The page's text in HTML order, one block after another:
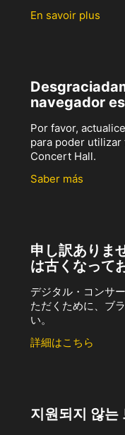
En savoir plus
navegador
Por favor,
para poder
Concert Hall.
Saber más
申し訳ありま
は古くなって
デジタル・コンサ
ただくために、ブ
い。
詳細はこちら
지원되지 않는